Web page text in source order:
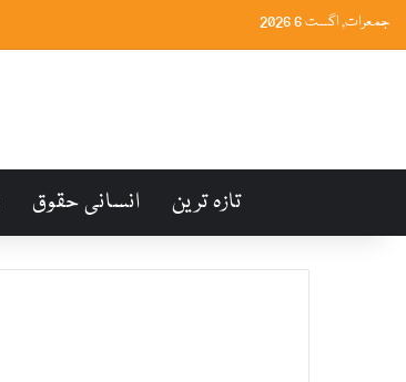
جمعرات, اگست 6 2026
تازہ ترین انسانی حقوق